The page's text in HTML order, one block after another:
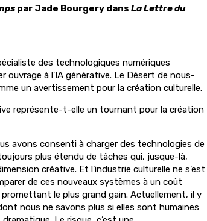
par Jade Bourgery dans La Lettre du
des technologiques numériques
ouvrage à l'IA générative. Le Désert de nous-
un avertissement pour la création culturelle.
représente-t-elle un tournant pour la création
avons consenti à charger des technologies de
plus étendu de tâches qui, jusque-là,
créative. Et l’industrie culturelle ne s’est
de ces nouveaux systèmes à un coût
le plus grand gain. Actuellement, il y
nous ne savons plus si elles sont humaines